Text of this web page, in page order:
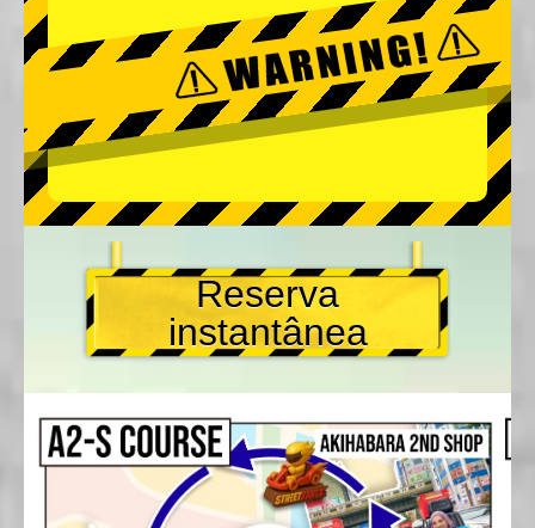
Reserva
instantânea